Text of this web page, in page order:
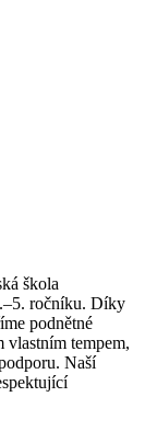
škola
ročníku. Díky
podnětné
vlastním tempem,
Naší